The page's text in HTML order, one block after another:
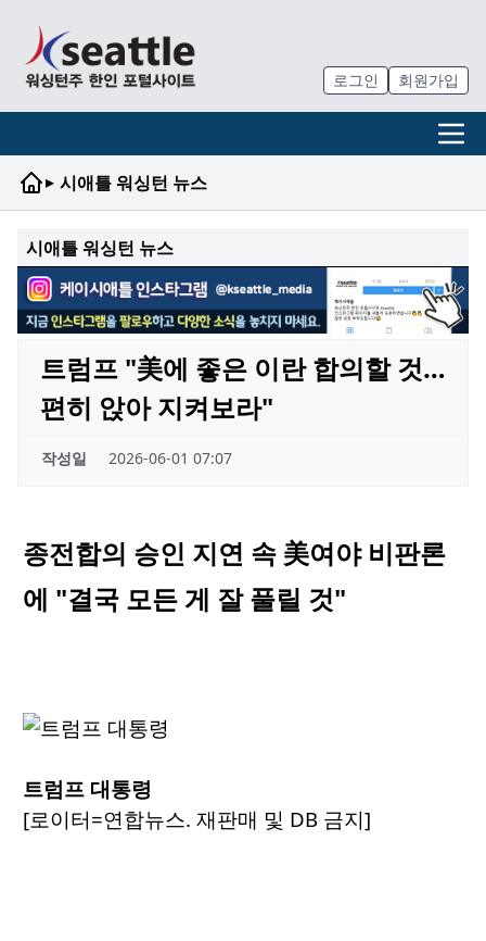
로그인 회원가입
▸ 시애틀 워싱턴 뉴스
시애틀 워싱턴 뉴스
트럼프 "美에 좋은 이란 합의할 것…
편히 앉아 지켜보라"
작성일 2026-06-01 07:07
종전합의 승인 지연 속 美여야 비판론
에 "결국 모든 게 잘 풀릴 것"
트럼프 대통령
[로이터=연합뉴스. 재판매 및 DB 금지]